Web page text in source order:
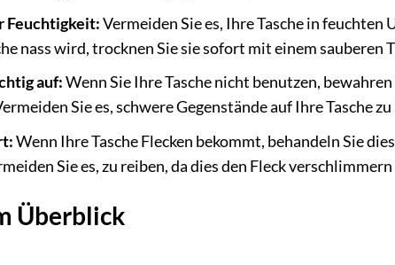
Feuchtigkeit:Vermeiden Sie es, Ihre Tasche in feuchten
nass wird, trocknen Sie sie sofort mit einem sauberen
auf:Wenn Sie Ihre Tasche nicht benutzen,
Sie es, schwere Gegenstände auf Ihre Tasche
Wenn Ihre Tasche Flecken bekommt, behandeln Sie
Sie es, zu reiben, da dies den Fleck verschlimmern
Überblick